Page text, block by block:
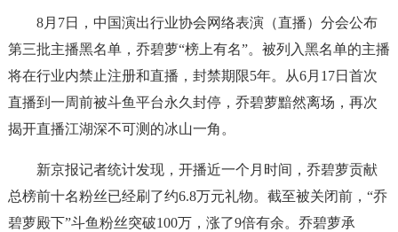
8月7日，中国演出行业协会网络表演（直播）分会公布
第三批主播黑名单，乔碧萝“榜上有名”。被列入黑名单的主播
将在行业内禁止注册和直播，封禁期限5年。从6月17日首次
直播到一周前被斗鱼平台永久封停，乔碧萝黯然离场，再次
揭开直播江湖深不可测的冰山一角。
新京报记者统计发现，开播近一个月时间，乔碧萝贡献
总榜前十名粉丝已经刷了约6.8万元礼物。截至被关闭前，“乔
碧萝殿下”斗鱼粉丝突破100万，涨了9倍有余。乔碧萝承